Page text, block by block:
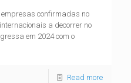
confirmadas no
a decorrer no
em 2024 com o
Read more